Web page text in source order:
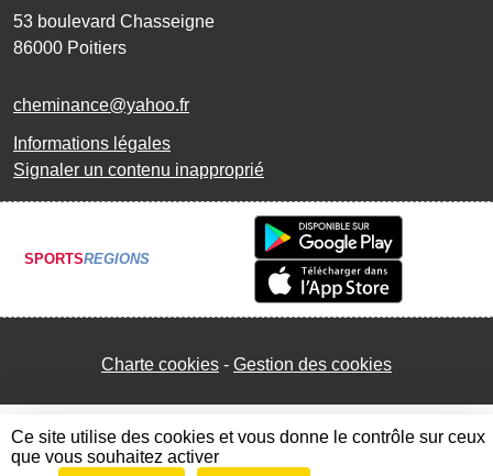
53 boulevard Chasseigne
86000 Poitiers
cheminance@yahoo.fr
Informations légales
Signaler un contenu inapproprié
SPORTSREGIONS
Charte cookies Gestion des cookies
Ce site utilise des cookies et vous donne le contrôle sur ceux
que vous souhaitez activer